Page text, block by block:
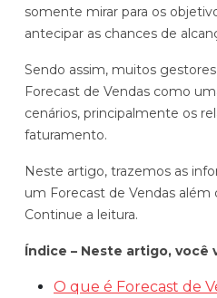
Plataforma
Automatize
análises com
Complexidade Alta
Empresas que faturam acima
somente mirar para os
antecipar as chances de
Sendo assim, muitos
Forecast de Vendas como
cenários, principalmente os
faturamento.
Neste artigo, trazemos as
um Forecast de Vendas além
Continue a leitura.
Índice – Neste artigo, você
O que é Forecast de